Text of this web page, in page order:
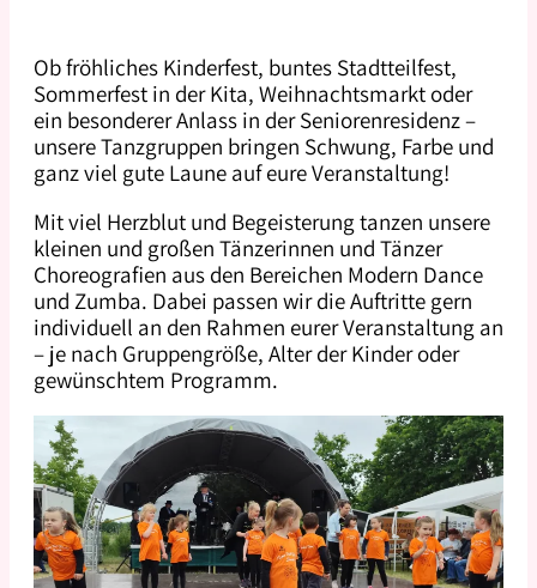
Ob fröhliches Kinderfest, buntes Stadtteilfest,
Sommerfest in der Kita, Weihnachtsmarkt oder
ein besonderer Anlass in der Seniorenresidenz –
unsere Tanzgruppen bringen Schwung, Farbe und
ganz viel gute Laune auf eure Veranstaltung!
Mit viel Herzblut und Begeisterung tanzen unsere
kleinen und großen Tänzerinnen und Tänzer
Choreografien aus den Bereichen Modern Dance
und Zumba. Dabei passen wir die Auftritte gern
individuell an den Rahmen eurer Veranstaltung an
– je nach Gruppengröße, Alter der Kinder oder
gewünschtem Programm.